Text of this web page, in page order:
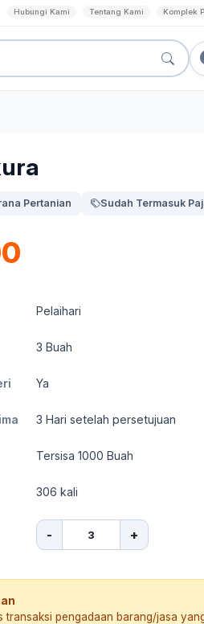
Hubungi Kami Tentang Kami Komplek
Pertanian Sudah Termasuk
Pelaihari
3 Buah
Ya
3 Hari setelah persetujuan
Tersisa 1000 Buah
306 kali
- +
transaksi pengadaan barang/jasa